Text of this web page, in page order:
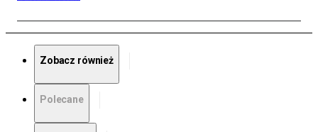
Zobacz również
Polecane